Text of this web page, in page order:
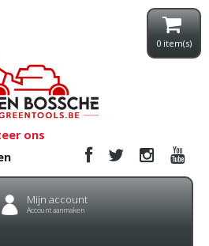
0 item(s)
ons
Mijn account
Account aanmaken